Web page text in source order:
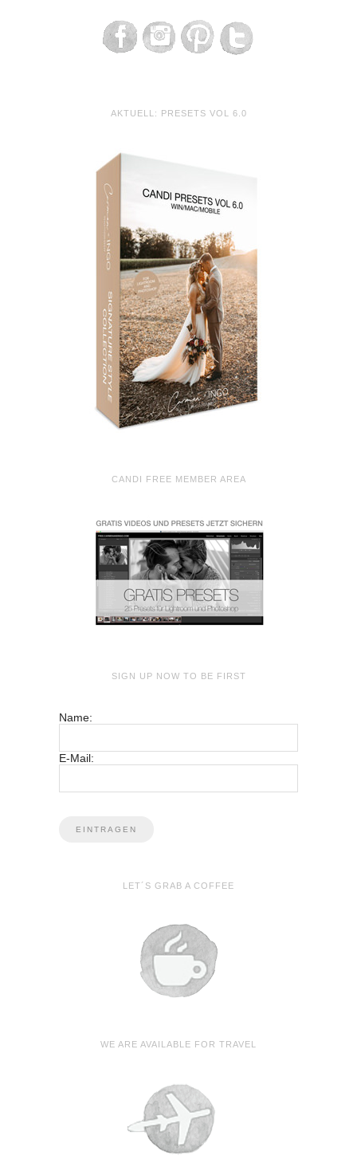
AKTUELL: PRESETS VOL 6.0
CANDI FREE MEMBER AREA
SIGN UP NOW TO BE FIRST
Name:
E-Mail:
LET´S GRAB A COFFEE
WE ARE AVAILABLE FOR TRAVEL